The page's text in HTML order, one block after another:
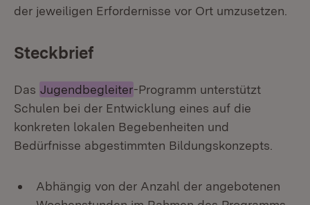
der jeweiligen Erfordernisse vor Ort umzusetzen.
Steckbrief
Das Jugendbegleiter-Programm unterstützt
Schulen bei der Entwicklung eines auf die
konkreten lokalen Begebenheiten und
Bedürfnisse abgestimmten Bildungskonzepts.
Abhängig von der Anzahl der angebotenen